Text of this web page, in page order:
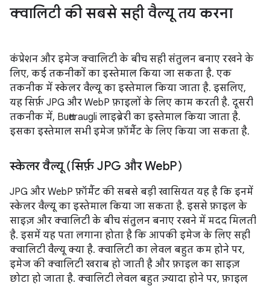
क्वालिटी की सबसे सही वैल्यू तय करना
कंप्रेशन और इमेज क्वालिटी के बीच सही संतुलन बनाए रखने के
लिए, कई तकनीकों का इस्तेमाल किया जा सकता है. एक
तकनीक में स्केलर वैल्यू का इस्तेमाल किया जाता है. इसलिए,
यह सिर्फ़ JPG और WebP फ़ाइलों के लिए काम करती है. दूसरी
तकनीक में, Butteraugli लाइब्रेरी का इस्तेमाल किया जाता है.
इसका इस्तेमाल सभी इमेज फ़ॉर्मैट के लिए किया जा सकता है.
स्केलर वैल्यू (सिर्फ़ JPG और WebP)
JPG और WebP फ़ॉर्मैट की सबसे बड़ी खासियत यह है कि इनमें
स्केलर वैल्यू का इस्तेमाल किया जा सकता है. इससे फ़ाइल के
साइज़ और क्वालिटी के बीच संतुलन बनाए रखने में मदद मिलती
है. इसमें यह पता लगाना होता है कि आपकी इमेज के लिए सही
क्वालिटी वैल्यू क्या है. क्वालिटी का लेवल बहुत कम होने पर,
इमेज की क्वालिटी खराब हो जाती है और फ़ाइल का साइज़
छोटा हो जाता है. क्वालिटी लेवल बहुत ज़्यादा होने पर, फ़ाइल